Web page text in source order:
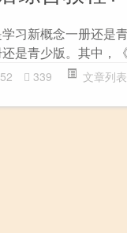
习新概念一册还是
是青少版。其中，
339 文章列表